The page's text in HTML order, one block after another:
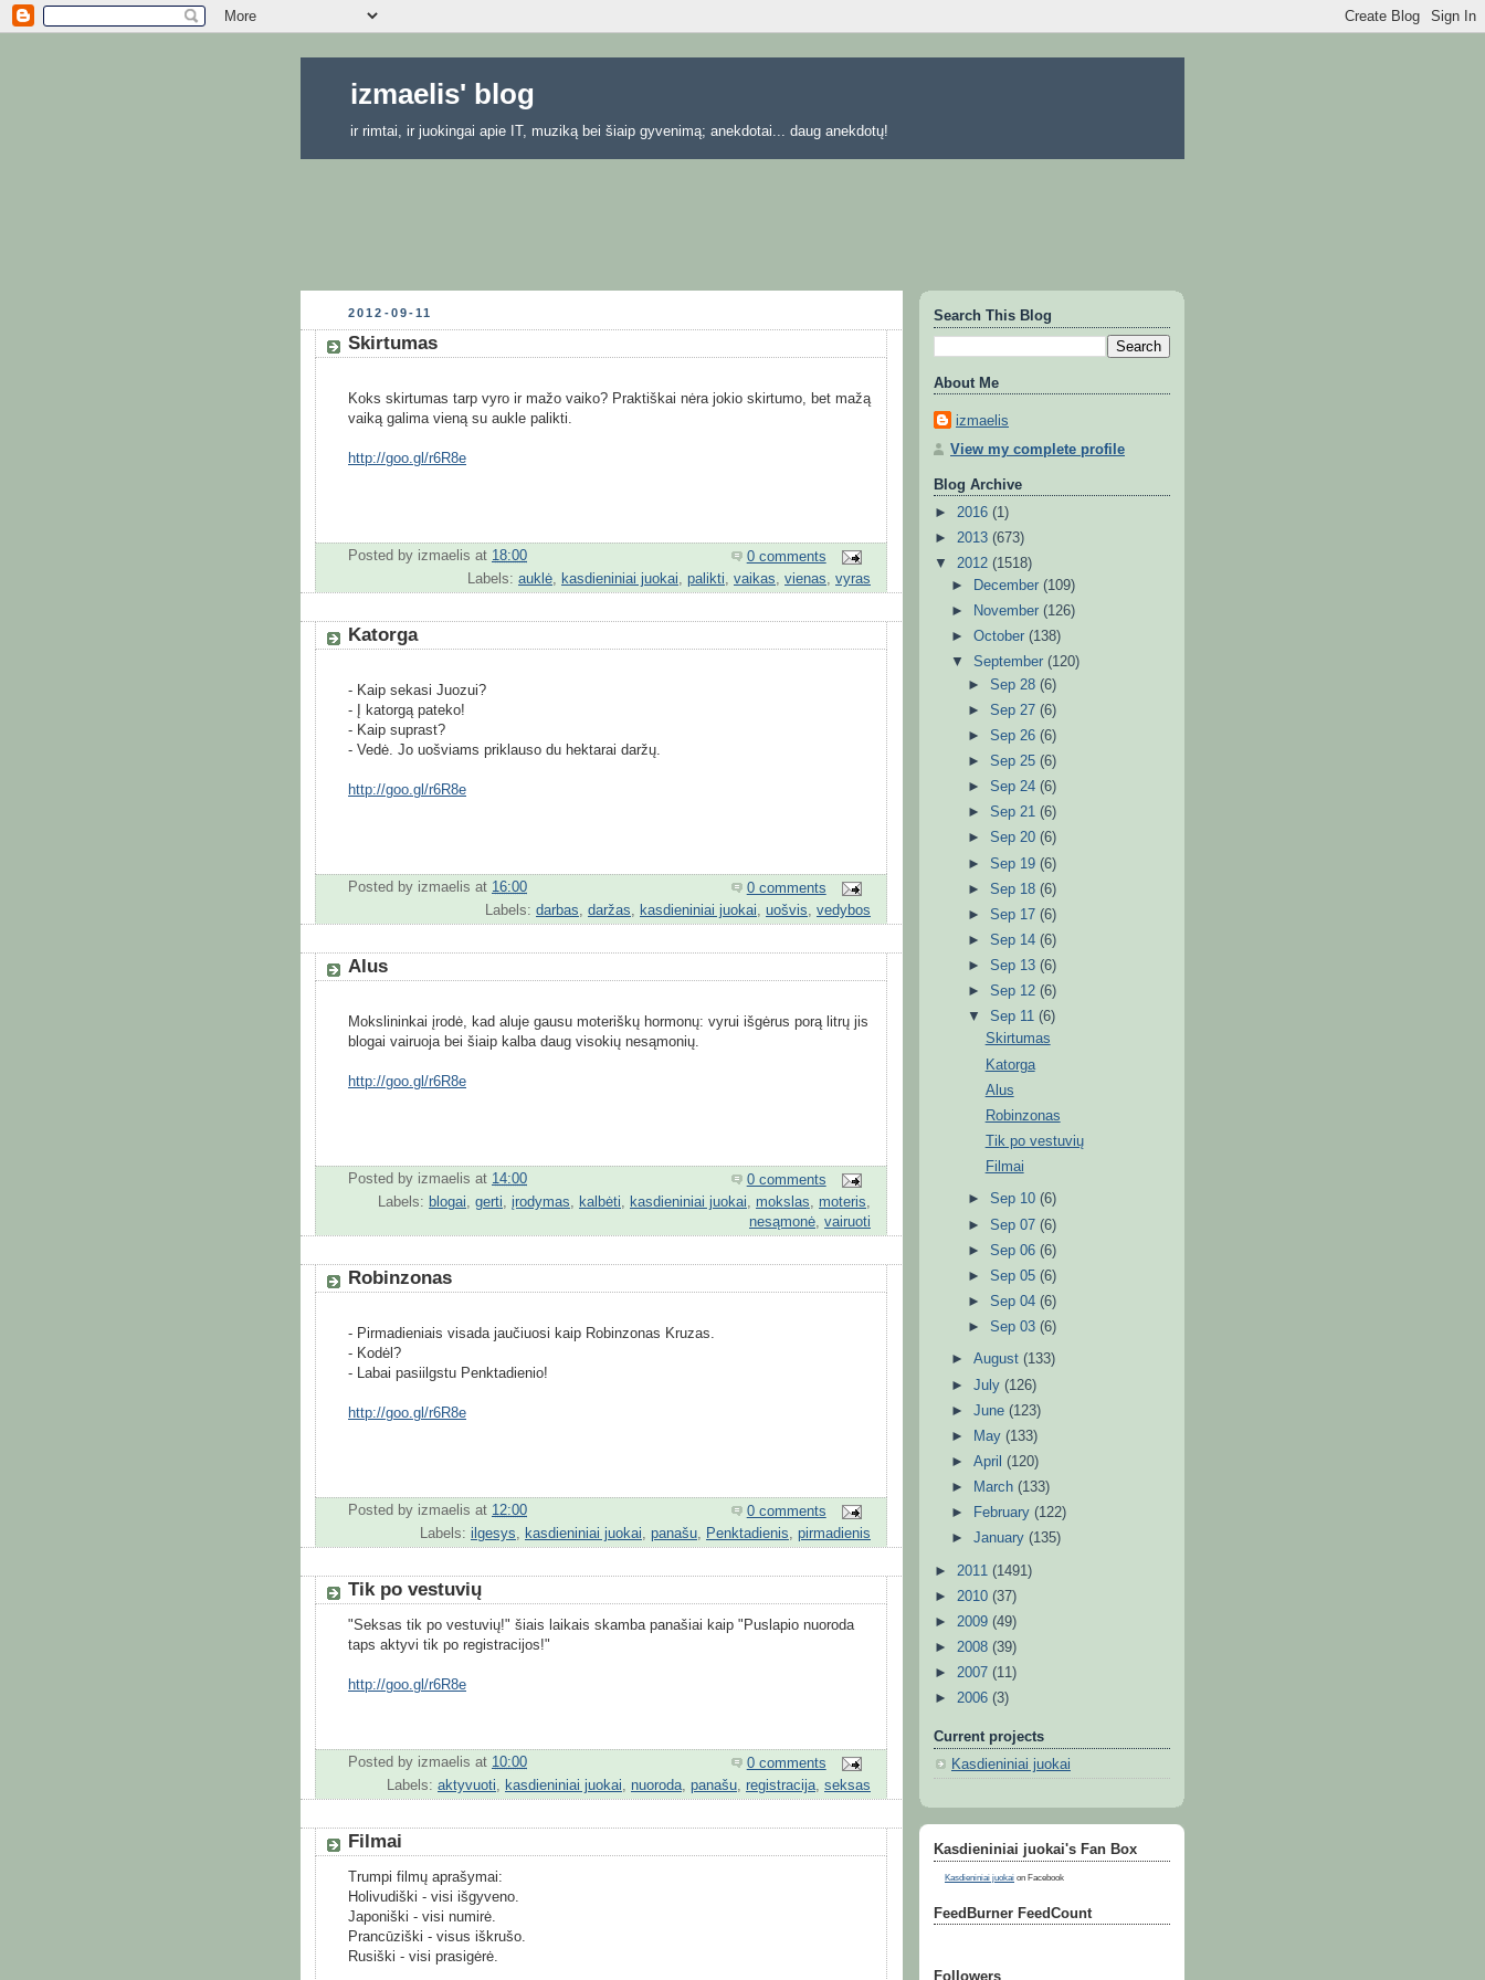
izmaelis' blog
ir rimtai, ir juokingai apie IT, muziką bei šiaip gyvenimą; anekdotai... daug anekdotų!
2012-09-11
Skirtumas
Koks skirtumas tarp vyro ir mažo vaiko? Praktiškai nėra jokio skirtumo, bet mažą
vaiką galima vieną su aukle palikti.
http://goo.gl/r6R8e
Posted by izmaelis at 18:00
0 comments
Labels: auklė kasdieniniai juokai palikti vaikas vienas vyras
Katorga
- Kaip sekasi Juozui?
- Į katorgą pateko!
- Kaip suprast?
- Vedė. Jo uošviams priklauso du hektarai daržų.
http://goo.gl/r6R8e
Posted by izmaelis at 16:00
0 comments
Labels: darbas daržas kasdieniniai juokai uošvis vedybos
Alus
Mokslininkai įrodė, kad aluje gausu moteriškų hormonų: vyrui išgėrus porą litrų jis
blogai vairuoja bei šiaip kalba daug visokių nesąmonių.
http://goo.gl/r6R8e
Posted by izmaelis at 14:00
0 comments
Labels: blogai gerti įrodymas kalbėti kasdieniniai juokai mokslas moteris
nesąmonė vairuoti
Robinzonas
- Pirmadieniais visada jaučiuosi kaip Robinzonas Kruzas.
- Kodėl?
- Labai pasiilgstu Penktadienio!
http://goo.gl/r6R8e
Posted by izmaelis at 12:00
0 comments
Labels: ilgesys kasdieniniai juokai panašu Penktadienis pirmadienis
Tik po vestuvių
"Seksas tik po vestuvių!" šiais laikais skamba panašiai kaip "Puslapio nuoroda
taps aktyvi tik po registracijos!"
http://goo.gl/r6R8e
Posted by izmaelis at 10:00
0 comments
Labels: aktyvuoti kasdieniniai juokai nuoroda panašu registracija seksas
Filmai
Trumpi filmų aprašymai:
Holivudiški - visi išgyveno.
Japoniški - visi numirė.
Prancūziški - visus iškrušo.
Rusiški - visi prasigėrė.
Search This Blog
About Me
izmaelis
View my complete profile
Blog Archive
► 2016 (1)
► 2013 (673)
▼ 2012 (1518)
►
December(109)
►
November(126)
►October(138)
▼September(120)
►Sep 28(6)
►Sep 27(6)
►Sep 26(6)
►Sep 25(6)
►Sep 24(6)
►Sep 21(6)
►Sep 20(6)
►Sep 19(6)
►Sep 18(6)
►Sep 17(6)
►Sep 14(6)
►Sep 13(6)
►Sep 12(6)
▼Sep 11(6)
Skirtumas
Katorga
Alus
Robinzonas
Tik po vestuvių
Filmai
►Sep 10(6)
►Sep 07(6)
►Sep 06(6)
►Sep 05(6)
►Sep 04(6)
►Sep 03(6)
►August(133)
►July(126)
►June(123)
►
May(133)
►April(120)
►
March(133)
►
February(122)
►January(135)
► 2011 (1491)
► 2010 (37)
► 2009 (49)
► 2008 (39)
► 2007 (11)
► 2006 (3)
Current projects
Kasdieniniai juokai
Kasdieniniai juokai's Fan Box
Kasdieniniai juokai on Facebook
FeedBurner FeedCount
Followers